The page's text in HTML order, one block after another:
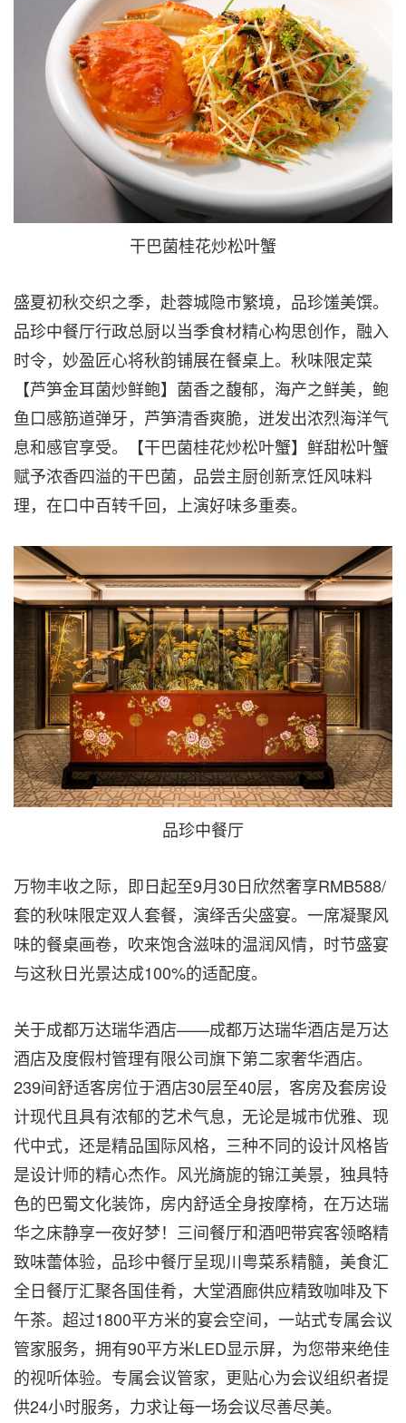
干巴菌桂花炒松叶蟹
盛夏初秋交织之季，赴蓉城隐市繁境，品珍馐美馔。
品珍中餐厅行政总厨以当季食材精心构思创作，融入
时令，妙盈匠心将秋韵铺展在餐桌上。秋味限定菜
【芦笋金耳菌炒鲜鲍】菌香之馥郁，海产之鲜美，鲍
鱼口感筋道弹牙，芦笋清香爽脆，迸发出浓烈海洋气
息和感官享受。【干巴菌桂花炒松叶蟹】鲜甜松叶蟹
赋予浓香四溢的干巴菌，品尝主厨创新烹饪风味料
理，在口中百转千回，上演好味多重奏。
品珍中餐厅
万物丰收之际，即日起至9月30日欣然奢享RMB588/
套的秋味限定双人套餐，演绎舌尖盛宴。一席凝聚风
味的餐桌画卷，吹来饱含滋味的温润风情，时节盛宴
与这秋日光景达成100%的适配度。
关于成都万达瑞华酒店——成都万达瑞华酒店是万达
酒店及度假村管理有限公司旗下第二家奢华酒店。
239间舒适客房位于酒店30层至40层，客房及套房设
计现代且具有浓郁的艺术气息，无论是城市优雅、现
代中式，还是精品国际风格，三种不同的设计风格皆
是设计师的精心杰作。风光旖旎的锦江美景，独具特
色的巴蜀文化装饰，房内舒适全身按摩椅，在万达瑞
华之床静享一夜好梦！三间餐厅和酒吧带宾客领略精
致味蕾体验，品珍中餐厅呈现川粤菜系精髓，美食汇
全日餐厅汇聚各国佳肴，大堂酒廊供应精致咖啡及下
午茶。超过1800平方米的宴会空间，一站式专属会议
管家服务，拥有90平方米LED显示屏，为您带来绝佳
的视听体验。专属会议管家，更贴心为会议组织者提
供24小时服务，力求让每一场会议尽善尽美。